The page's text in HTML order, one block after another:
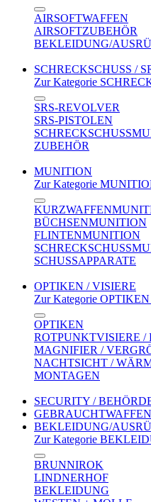
AIRSOFTWAFFEN
AIRSOFTZUBEHÖR
BEKLEIDUNG/
SCHRECKSCHUSS /
Zur Kategorie
SRS-REVOLVER
SRS-PISTOLEN
ZUBEHÖR
MUNITION
Zur Kategorie
BÜCHSENMUNITION
FLINTENMUNITION
SCHUSSAPPARATE
OPTIKEN / VISIERE
Zur Kategorie
OPTIKEN
ROTPUNKTVISIERE /
MAGNIFIER /
NACHTSICHT /
MONTAGEN
SECURITY /
GEBRAUCHTWAFFEN
BEKLEIDUNG/
Zur Kategorie
BRUNNIROK
LINDNERHOF
BEKLEIDUNG